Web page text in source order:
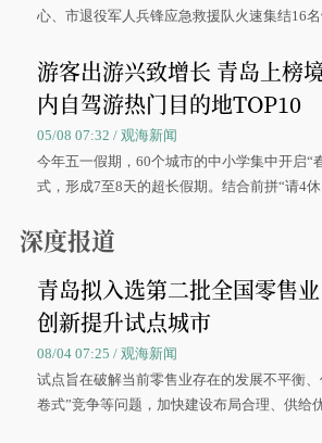
心、市退役军人兵锋应急救援队火速集结16
游客出游兴致增长 青岛上榜
内自驾游热门目的地TOP10
05/08 07:32 / 观海新闻
今年五一假期，60个城市的中小学集中开启“
式，形成7至8天的超长假期。结合前拼“请4
深度报道
青岛拟入选第二批全国零售业
创新提升试点城市
08/04 07:25 / 观海新闻
试点旨在破解当前零售业存在的发展不平衡
卷式”竞争等问题，加快建设布局合理、供给